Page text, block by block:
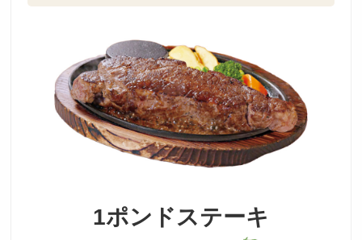
採用トップ
新卒採用
中途採用
1ポンドステーキ